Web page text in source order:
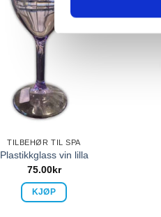
TILBEHØR TIL SPA
Plastikkglass vin lilla
75.00kr
KJØP